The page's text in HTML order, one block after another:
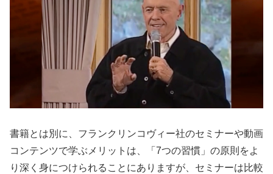
書籍とは別に、フランクリンコヴィー社のセミナーや動画
コンテンツで学ぶメリットは、「7つの習慣」の原則をよ
り深く身につけられることにありますが、セミナーは比較